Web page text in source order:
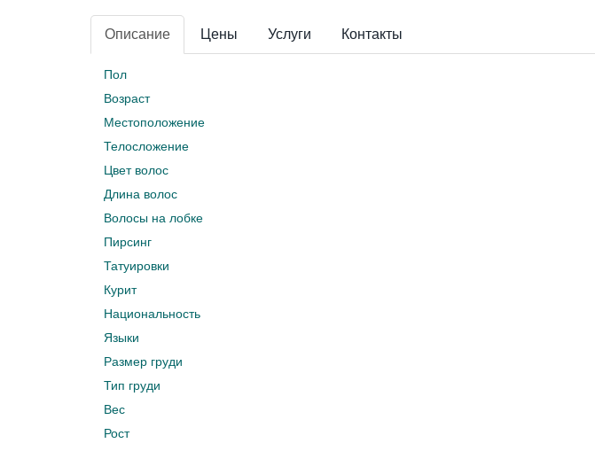
Описание Цены Услуги Контакты
Пол
Возраст
Местоположение
Телосложение
Цвет волос
Длина волос
Волосы на лобке
Пирсинг
Татуировки
Курит
Национальность
Языки
Размер груди
Тип груди
Вес
Рост